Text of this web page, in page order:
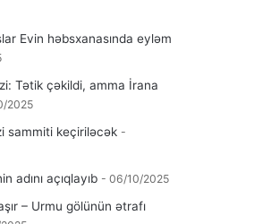
Evin həbsxanasında eyləm
Tətik çəkildi, amma İrana
2025
sammiti keçiriləcək
adını açıqlayıb 06/10/2025
– Urmu gölünün ətrafı